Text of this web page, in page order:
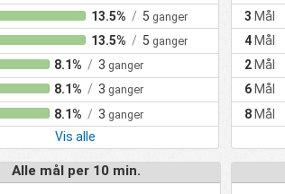
13.5% / 5 ganger
13.5% / 5 ganger
8.1% / 3 ganger
8.1% / 3 ganger
8.1% / 3 ganger
Vis alle
3 Mål
4 Mål
2 Mål
6 Mål
8 Mål
Alle mål per 10 min.